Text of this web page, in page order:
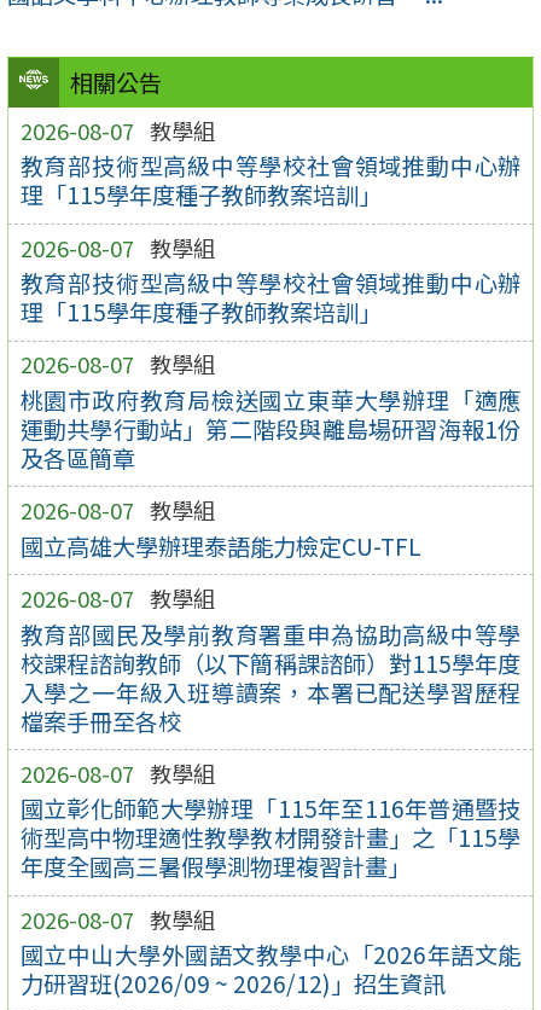
相關公告
2026-08-07 教學組
教育部技術型高級中等學校社會領域推動中心辦
理「115學年度種子教師教案培訓」
2026-08-07 教學組
教育部技術型高級中等學校社會領域推動中心辦
理「115學年度種子教師教案培訓」
2026-08-07 教學組
桃園市政府教育局檢送國立東華大學辦理「適應
運動共學行動站」第二階段與離島場研習海報1份
及各區簡章
2026-08-07 教學組
國立高雄大學辦理泰語能力檢定CU-TFL
2026-08-07 教學組
教育部國民及學前教育署重申為協助高級中等學
校課程諮詢教師（以下簡稱課諮師）對115學年度
入學之一年級入班導讀案，本署已配送學習歷程
檔案手冊至各校
2026-08-07 教學組
國立彰化師範大學辦理「115年至116年普通暨技
術型高中物理適性教學教材開發計畫」之「115學
年度全國高三暑假學測物理複習計畫」
2026-08-07 教學組
國立中山大學外國語文教學中心「2026年語文能
力研習班(2026/09 ~ 2026/12)」招生資訊